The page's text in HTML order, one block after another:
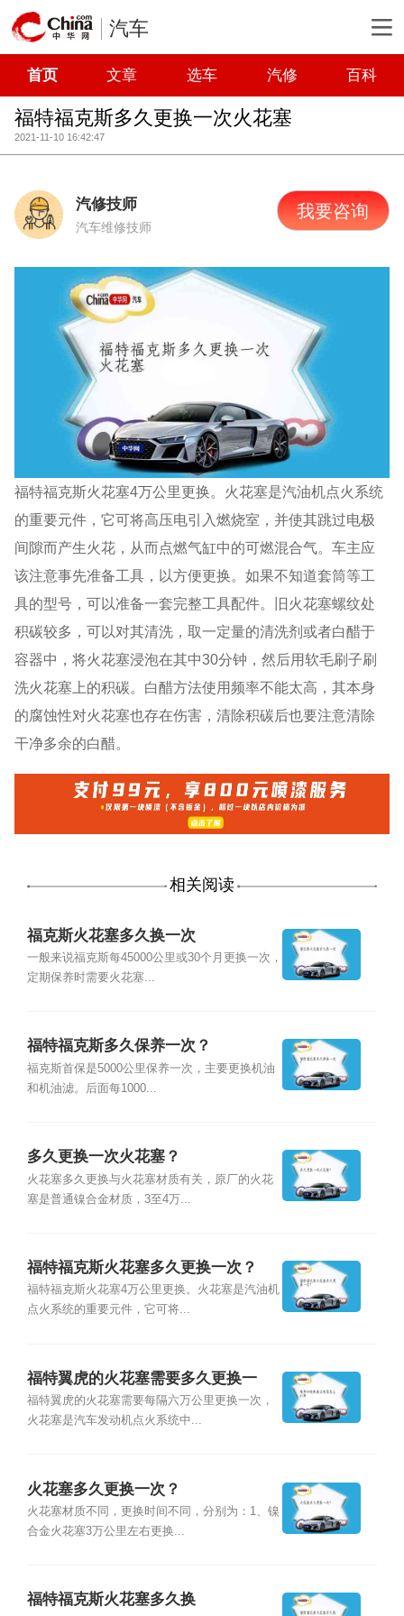
汽车
首页 文章 选车 汽修 百科
福特福克斯多久更换一次火花塞
2021-11-10 16:42:47
汽修技师
汽车维修技师
我要咨询
福特福克斯火花塞4万公里更换。火花塞是汽油机点火系统
的重要元件，它可将高压电引入燃烧室，并使其跳过电极
间隙而产生火花，从而点燃气缸中的可燃混合气。车主应
该注意事先准备工具，以方便更换。如果不知道套筒等工
具的型号，可以准备一套完整工具配件。旧火花塞螺纹处
积碳较多，可以对其清洗，取一定量的清洗剂或者白醋于
容器中，将火花塞浸泡在其中30分钟，然后用软毛刷子刷
洗火花塞上的积碳。白醋方法使用频率不能太高，其本身
的腐蚀性对火花塞也存在伤害，清除积碳后也要注意清除
干净多余的白醋。
相关阅读
福克斯火花塞多久换一次
一般来说福克斯每45000公里或30个月更换一次，
定期保养时需要火花塞...
福特福克斯多久保养一次？
福克斯首保是5000公里保养一次，主要更换机油
和机油滤。后面每1000...
多久更换一次火花塞？
火花塞多久更换与火花塞材质有关，原厂的火花
塞是普通镍合金材质，3至4万...
福特福克斯火花塞多久更换一次？
福特福克斯火花塞4万公里更换。火花塞是汽油机
点火系统的重要元件，它可将...
福特翼虎的火花塞需要多久更换一
次？
福特翼虎的火花塞需要每隔六万公里更换一次，
火花塞是汽车发动机点火系统中...
火花塞多久更换一次？
火花塞材质不同，更换时间不同，分别为：1、镍
合金火花塞3万公里左右更换...
福特福克斯火花塞多久换